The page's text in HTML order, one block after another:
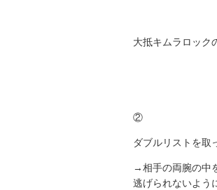
大抵キムラロック
②
ダブルリストを取
→相手の両腕の中
逃げられないよう